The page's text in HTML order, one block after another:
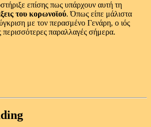
επίσης πως υπάρχουν αυτή τη
του κορωνοϊού. Όπως είπε μάλιστα
με τον περασμένο Γενάρη, ο ιός
περισσότερες παραλλαγές σήμερα.